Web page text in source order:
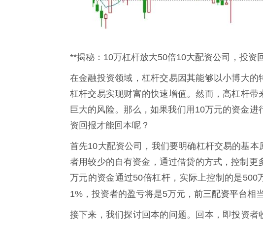
**揭秘：10万杠杆放大50倍10大配资公司，投资
在金融投资领域，杠杆交易因其能够以小博大
杠杆交易实现财富的快速增值。然而，高杠杆
巨大的风险。那么，如果我们用10万元的资金
资回报才能回本呢？
首先10大配资公司，我们要明确杠杆交易的基
者用较少的自有资金，通过借贷的方式，控制
万元的资金通过50倍杠杆，实际上控制的是500
1%，投资者的盈亏将是5万元， 前三配资平台相
接下来，我们探讨回本的问题。回本，即投资